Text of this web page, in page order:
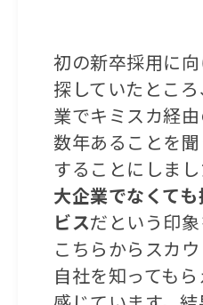
初の新卒採用に
探していたとこ
業でキミスカ経
数年あることを
することにしまし
大企業でなくて
ビスだという印象
こちらからスカ
自社を知っても